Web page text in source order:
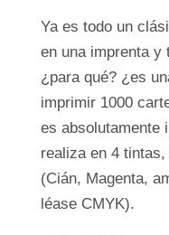
Ya es todo un
en una imprenta y
¿para qué? ¿es
imprimir 1000
es absolutamente
realiza en 4
(Cián, Magenta,
léase CMYK).